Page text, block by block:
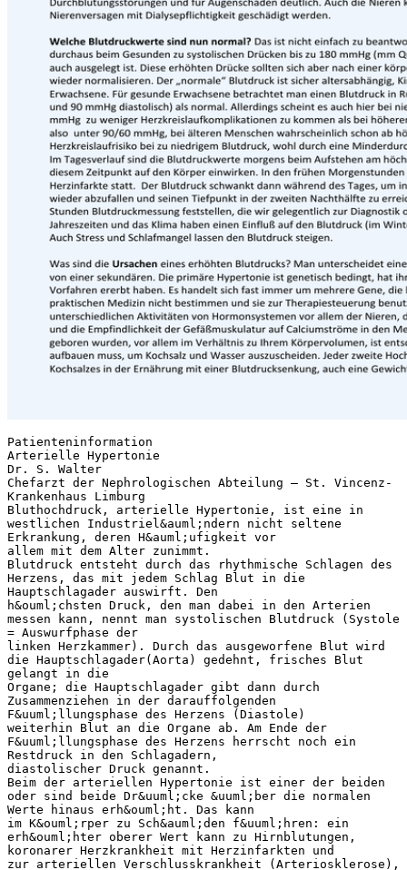
Patienteninformation Arterielle Hypertonie Dr. S. Walter Chefarzt der Nephrologischen Abteilung – St. Vincenz-Krankenhaus Limburg Bluthochdruck, arterielle Hypertonie, ist eine in westlichen Industriel&auml;ndern nicht seltene Erkrankung, deren H&auml;ufigkeit vor allem mit dem Alter zunimmt. Blutdruck entsteht durch das rhythmische Schlagen des Herzens, das mit jedem Schlag Blut in die Hauptschlagader auswirft. Den h&ouml;chsten Druck, den man dabei in den Arterien messen kann, nennt man systolischen Blutdruck (Systole = Auswurfphase der linken Herzkammer). Durch das ausgeworfene Blut wird die Hauptschlagader(Aorta) gedehnt, frisches Blut gelangt in die Organe; die Hauptschlagader gibt dann durch Zusammenziehen in der darauffolgenden F&uuml;llungsphase des Herzens (Diastole) weiterhin Blut an die Organe ab. Am Ende der F&uuml;llungsphase des Herzens herrscht noch ein Restdruck in den Schlagadern, diastolischer Druck genannt. Beim der arteriellen Hypertonie ist einer der beiden oder sind beide Dr&uuml;cke &uuml;ber die normalen Werte hinaus erh&ouml;ht. Das kann im K&ouml;rper zu Sch&auml;den f&uuml;hren: ein erh&ouml;hter oberer Wert kann zu Hirnblutungen, koronarer Herzkrankheit mit Herzinfarkten und zur arteriellen Verschlusskrankheit (Arteriosklerose), vor allem in den Beinen, f&uuml;hren. Es kann auch zum Pumpversagen der linken Herzkammer, deren Wand sich durch den hohen Blutdruck verdickt, kommen. Das Herz kann sich in der Folge auch vergr&ouml;&szlig;ern und die Pumpleistung nachlassen (Herzinsuffizienz). Erh&ouml;hter diastolischer Druck ist vor allem ein Risikofaktor f&uuml;r eine Erweiterung der Hauptschlagader (Aneurysma); erh&ouml;hter Blutdruck steigert auch das Risiko f&uuml;r einen Schlaganfall durch Durchblutungsst&ouml;rungen und f&uuml;r Augensch&auml;den deutlich. Auch die Nieren k&ouml;nnen durch erh&ouml;hten Blutdruck bis zum v&ouml;lligen Nierenversagen mit Dialysepflichtigkeit gesch&auml;digt werden. Welche Blutdruckwerte sind nun normal? Das ist nicht einfach zu beantworten. Fest steht, dass es unter k&ouml;rperlicher Belastung durchaus beim Gesunden zu systolischen Dr&uuml;cken bis zu 180 mmHg (mm Quecksilbers&auml;ule) kommen kann, wof&uuml;r der K&ouml;rper auch ausgelegt ist. Diese erh&ouml;hten Dr&uuml;cke sollten sich aber nach einer k&ouml;rperlichen Belastung innerhalb von etwa 5 Minuten wieder normalisieren. Der „normale“ Blutdruck ist sicher altersabh&auml;ngig, Kinder haben einen deutlich niedrigeren Blutdruck als Erwachsene. F&uuml;r gesunde Erwachsene betrachtet man einen Blutdruck in Ruhe bis zu 140/90 mmHg (also 140 mm Hg systolisch und 90 mmHg diastolisch) als normal. Allerdings scheint es auch hier bei niedrigeren Werten bei Gesunden, also unter 140/90 mmHg zu weniger Herzkreislaufkomplikationen zu kommen als bei h&ouml;heren. Bei sehr niedrigen spontanen Blutdruckwerten, also unter 90/60 mmHg, bei &auml;lteren Menschen wahrscheinlich schon ab h&ouml;heren Werten, erh&ouml;ht sich wieder das Herzkreislaufrisiko bei zu niedrigem Blutdruck, wohl durch eine Minderdurchblutung der Organe. Im Tagesverlauf sind die Blutdruckwerte morgens beim Aufstehen am h&ouml;chsten, da zahlreiche Umwelt- und Hormoneinfl&uuml;sse zu diesem Zeitpunkt auf den K&ouml;rper einwirken. In den fr&uuml;hen Morgenstunden finden auch die meisten Schlaganf&auml;lle und Herzinfarkte statt. Der Blutdruck schwankt dann w&auml;hrend des Tages, um in der in der Regel abends beginnenden Ruhephase wieder abzufallen und seinen Tiefpunkt in der zweiten Nachth&auml;lfte zu erreichen. Dies kann man in der Regel nur durch eine 24 Stunden Blutdruckmessung feststellen, die wir gelegentlich zur Diagnostik oder Therapiekontrolle durchf&uuml;hren. Auch die Jahreszeiten und das Klima haben einen Einflu&szlig; auf den Blutdruck (im Winter in der Regel h&ouml;herer Blutdruck als im Sommer). Auch Stress und Schlafmangel lassen den Blutdruck steigen. Was sind die Ursachen eines erh&ouml;hten Blutdrucks? Man unterscheidet eine prim&auml;re (fr&uuml;her „essentiell“ genannte) Hypertonie von einer sekund&auml;ren. Die prim&auml;re Hypertonie ist genetisch bedingt, hat ihre Ursache also in Erbanlagen, die Sie von Ihren Vorfahren ererbt haben. Es handelt sich fast immer um mehrere Gene, die betroffen sind; noch kann man diese in der praktischen Medizin nicht bestimmen und sie zur Therapiesteuerung benutzen. Einige Ursachen sind zum Beispiel die unterschiedlichen Aktivit&auml;ten von Hormonsystemen vor allem der Nieren, die die Ausscheidung von Salz und Wasser steuern und die Empfindlichkeit der Gef&auml;&szlig;muskulatur auf Calciumstr&ouml;me in den Membranen. Auch die Nierenmasse, mit der Sie geboren wurden, vor allem im Verh&auml;ltnis zu Ihrem K&ouml;rpervolumen, ist entscheidend daf&uuml;r, welchen Blutdruck der K&ouml;rper aufbauen muss, um Kochsalz und Wasser auszuscheiden. Jeder zweite Hochdruckkranke reagiert auf einen Entzug des Kochsalzes in der Ern&auml;hrung mit einer Blutdrucksenkung, auch eine Gewichtsabnahme hat einen &auml;hnlichen Effekt. Sinkt bei Bewegungsmangel und &Uuml;bergewicht die Empfindlichkeit des K&ouml;rpers f&uuml;r Insulin, versucht der K&ouml;rper durch eine Erh&ouml;hung der Insulinausscheidung den Blutzucker in die Zellen zu verteilen und den Blutzucker konstant zu halten. Diese mehr an Insulin hat den Nebeneffekt, das sympathische Nervensystem anzuregen, au&szlig;erdem wird auch Salz und Wasser im K&ouml;rper zur&uuml;ckgehalten. Dies f&uuml;hrt oft schon bevor der Blutzucker erh&ouml;ht gemessen wird zu einem Bluthochdruck als Vorboten. Sekund&auml;re Hochdruckerkrankungen haben andere Ursachen. Anders als bei den prim&auml;ren ist der oben erw&auml;hnte TagNachtrhythmus bei den sekund&auml;ren Hochdruckformen meist nicht erhalten, was das Risiko f&uuml;r Folgesch&auml;den oft noch erh&ouml;ht. Ursachen f&uuml;r diese Hochdruckerkrankungen k&ouml;nnen alle Erkrankungen mit einer Einschr&auml;nkung der Nierenfunktion sein, au&szlig;erdem Erkrankungen mit einer Einengung der Nierengef&auml;&szlig;e, was zu Hormonproduktionen f&uuml;hren kann, die blutdrucksteigernd wirken. Auch die Nebennieren k&ouml;nnen infolge gut- seltener auch b&ouml;sartiger Tumoren die Hormone produzieren, den Blutdruck steigern. Das gleiche gilt auch f&uuml;r Funktionsst&ouml;rungen der Schilddr&uuml;se und der Nebenschilddr&uuml;se, seltener auch der Eierst&ouml;cke. Werden Hormone aufgrund anderer Erkrankungen (z.B. Cortison) oder zur Verh&uuml;tung (z.B. &Ouml;strogene) eingenommen, k&ouml;nnen diese ebenfalls blutdrucksteigernd wirken. Das gilt auch f&uuml;r viele Psychopharmaka. Die Aufgabe des Arztes besteht zun&auml;chst einmal darin, zusammen mit dem Patienten die wahrscheinliche Ursache des erh&ouml;hten Blutdrucks herauszufinden und wenn m&ouml;glich abzustellen. Dazu geh&ouml;ren neben einem Gespr&auml;ch und einer k&ouml;rperlichen Untersuchung Laboruntersuchungen und Ultraschall- ggf. auch R&ouml;ntgen- und andere weiterf&uuml;hrende Untersuchungen. F&uuml;r die Behandlung, die nichtmedikament&ouml;se und medikament&ouml;se Ma&szlig;nahmen beinhaltet, sollte gemeinsam ein Blutdruckzielwert individuell festgelegt werden. Welche Blutdruckwerte sollten denn nun bei einer Behandlung des Bluthochdrucks angestrebt werden? Auch das ist nicht einfach zu beantworten; die verschiedenen nationalen und internationalen Fachgesellschaften geben hierzu im Detail durchaus unterschiedliche Richtlinien vor. Der in Ruhe gemessene Zielblutdruck sollte f&uuml;r einen Patienten individuell festgelegt werden und sich vor allem auch nach vorhandenen Begleiterkrankungen an Herz, Gehirn, Augen, Nieren, peripheren Gef&auml;&szlig;en etc. richten. Auch Stoffwechselerkrankungen wie Diabetes spielen hier eine Rolle. Einen Blutdruck unter 125/75 mmHg zu senken, macht aber nur in Ausnahmef&auml;llen Sinn. M&ouml;glicherweise spielt bei medikament&ouml;ser starker Blutdrucksenkung doch auch ein Anstieg des Risikos f&uuml;r Herzkreislauferkrankungen durch Organdurchblutungsst&ouml;rungen eine gr&ouml;&szlig;ere Rolle als bei Menschen mit spontan niedrigem Blutdruck. Zu den nichtmedikament&ouml;sen Ma&szlig;nahmen (s.u.) der Hochdruckbehandlung geh&ouml;ren u.a. Gesichtsnormalisierung, kochsalzarme Kost, Ausdauersport, Reduktion des Alkoholkonsums. Da die genaue Ursache vor allem bei den genetisch bedingten Hochdruckformen in aller Regel nicht bekannt ist, kann die verordnete medikament&ouml;se Therapie nicht immer sofort den gew&uuml;nschten Erfolg haben; oft ist es sinnvoll, mehrere Medikamente gleichzeitig und auch zu verschiedenen Tageszeiten zu geben, um eine sichere und dauerhafte Blutdrucksenkung zu gew&auml;hrleisten. Als Substanzen kommen oft Hemmstoffe des Renin-Angiotensin-Aldosteron Systems (RAAS; h&auml;lt Salz und Wasser im K&ouml;rper zur&uuml;ck und f&uuml;hrt zur Gef&auml;&szlig;verengung) zum Einsatz (meist ACE Hemmer, Sartane, seltener der Reninhemmer Aliskiren und Aldosteronantagonisten wie Spironolacton). Daneben benutzt man Calciumantagonisten (z.B. Amlodipin u.a.), die den Calciumeinstrom in die Gef&auml;&szlig;muskulatur hemmen, die diese erschlaffen l&auml;sst und die Gef&auml;&szlig;e erweitert. Diuretika (z.B. HCT, Chlortalidon u.a.) sind harntreibende Substanzen, die Salz und Wasser aus dem K&ouml;rper entfernen, Beta- und Alphablocker sowie Moxonidin und Clonidin zum Beispiel beeinflussen das vegetative Nervensystem und so den Blutdruck. Daneben gibt es auch weitere Substanzen, die direkt die Gef&auml;&szlig;e erweitern und noch einiges mehr. Die richtige Mischung f&uuml;r Sie individuell auch anhand Ihrer Begleiterkrankungen zu w&auml;hlen, ist ebenfalls Aufgabe des Arztes. Regelm&auml;&szlig;ige Blutdruckeigenmessungen, die der Patient strukturiert notiert, sind genauso wertvoll f&uuml;r Diagnose und Behandlungs&uuml;berwachung wie 24 Stunden Blutdruckmessungen, die auch eine Aussage &uuml;ber den n&auml;chtlichen Blutdruck erlaubt. Bei unbehandelten prim&auml;ren Hochdruckerkrankungen kommt es meist nach